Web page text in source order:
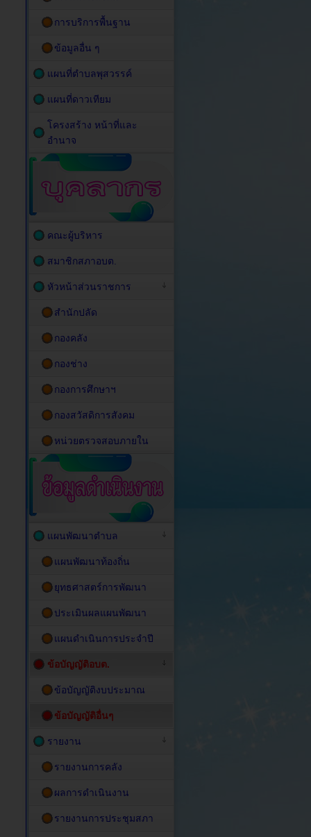
การบริการพื้นฐาน
ข้อมูลอื่น ๆ
แผนที่ตำบลพุสวรรค์
แผนที่ดาวเทียม
โครงสร้าง หน้าที่และ
อำนาจ
คณะผู้บริหาร
สมาชิกสภาอบต.
หัวหน้าส่วนราชการ
สำนักปลัด
กองคลัง
กองช่าง
กองการศึกษาฯ
กองสวัสดิการสังคม
หน่วยตรวจสอบภายใน
แผนพัฒนาตำบล
แผนพัฒนาท้องถิ่น
ยุทธศาสตร์การพัฒนา
ประเมินผลแผนพัฒนา
แผนดำเนินการประจำปี
ข้อบัญญัติอบต.
ข้อบัญญัติงบประมาณ
ข้อบัญญัติอื่นๆ
รายงาน
รายงานการคลัง
ผลการดำเนินงาน
รายงานการประชุมสภา